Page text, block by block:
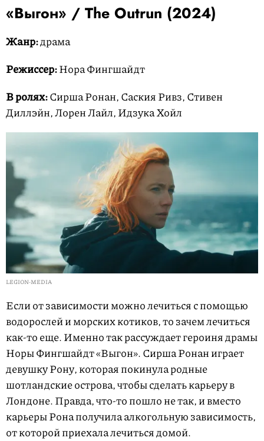
«Выгон» / The Outrun (2024)
Жанр:драма
Режиссер:Нора Фингшайдт
В ролях:Сирша Ронан, Саския Ривз, Стивен
Диллэйн, Лорен Лайл, Идзука Хойл
LEGION-MEDIA
Если от зависимости можно лечиться с помощью
водорослей и морских котиков, то зачем лечиться
как-то еще. Именно так рассуждает героиня драмы
Норы Фингшайдт «Выгон». Сирша Ронан играет
девушку Рону, которая покинула родные
шотландские острова, чтобы сделать карьеру в
Лондоне. Правда, что-то пошло не так, и вместо
карьеры Рона получила алкогольную зависимость,
от которой приехала лечиться домой.